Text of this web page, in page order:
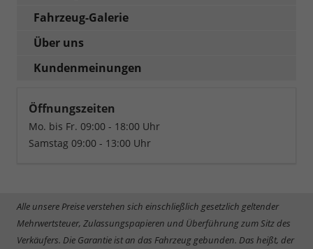
Fahrzeug-Galerie
Über uns
Kundenmeinungen
Öffnungszeiten
Mo. bis Fr. 09:00 - 18:00 Uhr
Samstag 09:00 - 13:00 Uhr
Alle unsere Preise verstehen sich einschließlich gesetzlich geltender
Mehrwertsteuer, Zulassungspapieren und Überführung zum Sitz des
Verkäufers. Die Garantie ist an das Fahrzeug gebunden. Das heißt, der